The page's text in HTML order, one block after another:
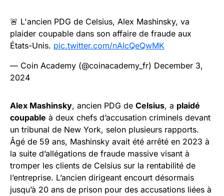
🚨 L'ancien PDG de Celsius, Alex Mashinsky, va
plaider coupable dans son affaire de fraude aux
États-Unis. pic.twitter.com/nAIcQeQwMK
— Coin Academy (@coinacademy_fr) December 3,
2024
Alex Mashinsky, ancien PDG de Celsius, a plaidé
coupable à deux chefs d’accusation criminels devant
un tribunal de New York, selon plusieurs rapports.
Âgé de 59 ans, Mashinsky avait été arrêté en 2023 à
la suite d’allégations de fraude massive visant à
tromper les clients de Celsius sur la rentabilité de
l’entreprise. L’ancien dirigeant encourt désormais
jusqu’à 20 ans de prison pour des accusations liées à